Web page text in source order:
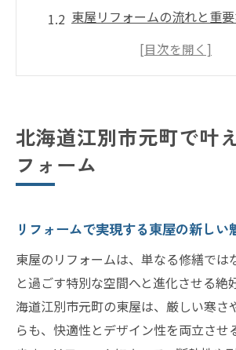
東屋リフォームの流れと重
地元のリフォーム会社の選び
ト
快適な東屋へ導くリフォームの基
知っておきたい東屋リフォー
リフォーム計画時に注意す
東屋リフォームの快適性向上
リフォーム会社が提案する
リフォーム会社選びが決め手と
北海道江別市元町で叶
フォーム
リフォームで実現する東屋の新しい
東屋のリフォームは、単なる修繕では
と過ごす特別な空間へと進化させる絶
海道江別市元町の東屋は、厳しい寒さ
らも、快適性とデザイン性を両立させ